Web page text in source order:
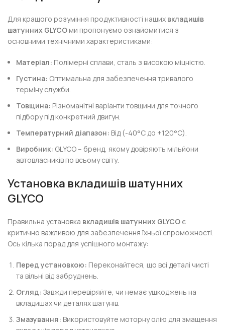
Для кращого розуміння продуктивності наших вкладишів
шатунних GLYCO ми пропонуємо ознайомитися з
основними технічними характеристиками:
Матеріал: Полімерні сплави, сталь з високою міцністю.
Густина: Оптимальна для забезпечення тривалого
терміну служби.
Товщина: Різноманітні варіанти товщини для точного
підбору під конкретний двигун.
Температурний діапазон: Від (-40°C до +120°C).
Виробник: GLYCO – бренд, якому довіряють мільйони
автовласників по всьому світу.
Установка вкладишів шатунних
GLYCO
Правильна установка вкладишів шатунних GLYCO є
критично важливою для забезпечення їхньої спроможності.
Ось кілька порад для успішного монтажу:
Перед установкою: Переконайтеся, що всі деталі чисті
та вільні від забруднень.
Огляд: Завжди перевіряйте, чи немає ушкоджень на
вкладишах чи деталях шатунів.
Змазування: Використовуйте моторну олію для змащення